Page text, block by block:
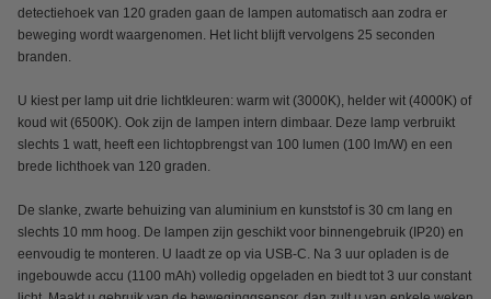
detectiehoek van 120 graden gaan de lampen automatisch aan zodra er
beweging wordt waargenomen. Het licht blijft vervolgens 25 seconden
branden.
U kiest per lamp uit drie lichtkleuren: warm wit (3000K), helder wit (4000K) of
koud wit (6500K). Ook zijn de lampen intern dimbaar. Deze lamp verbruikt
slechts 1 watt, heeft een lichtopbrengst van 100 lumen (100 lm/W) en een
brede lichthoek van 120 graden.
De slanke, zwarte behuizing van aluminium en kunststof is 30 cm lang en
slechts 10 mm hoog. De lampen zijn geschikt voor binnengebruik (IP20) en
eenvoudig te monteren. U laadt ze op via USB-C. Na 3 uur opladen is de
ingebouwde accu (1100 mAh) volledig opgeladen en biedt tot 3 uur constant